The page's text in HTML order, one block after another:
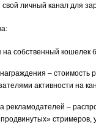
свой личный канал для
собственный кошелек
– стоимость
активности на
рекламодателей –
стримеров,